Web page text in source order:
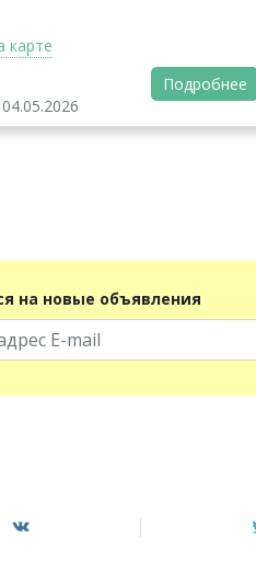
карте
Подробнее
на новые объявления